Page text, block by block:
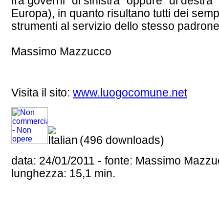
Europa), in quanto risultano tutti dei
strumenti al servizio dello stesso
Massimo Mazzucco
Visita il sito: www.luogocomune.net
(496 downloads)
data: 24/01/2011 - fonte: Massimo
lunghezza: 15,1 min.